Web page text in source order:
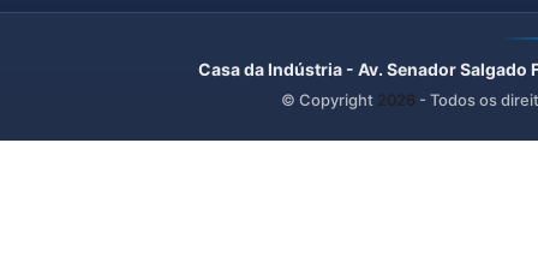
Casa da Indústria - Av. Senador
© Copyright 2026 - Todos os